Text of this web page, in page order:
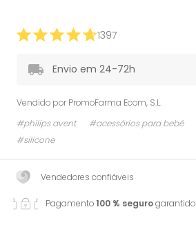
1397
Envio em 24-72h
Vendido por PromoFarma Ecom, S.L.
#philips avent
#acessórios para bebé
#silicone
Vendedores confiáveis
Pagamento100 % segurogarantido